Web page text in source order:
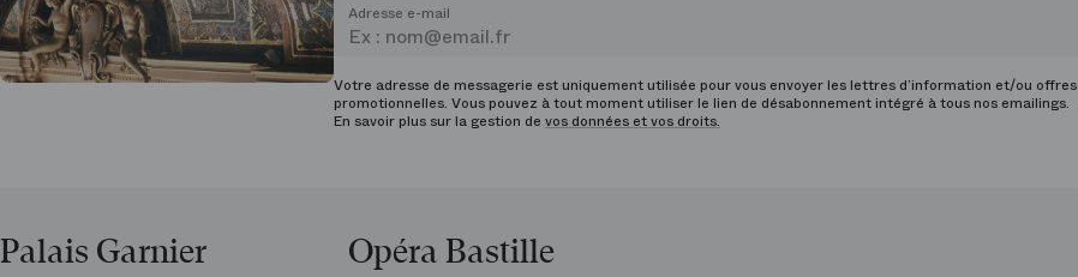
Adresse e-mail
Votre adresse de messagerie est uniquement utilisée pour vous envoyer les lettres d’information et/ou offres
promotionnelles. Vous pouvez à tout moment utiliser le lien de désabonnement intégré à tous nos emailings.
En savoir plus sur la gestion de vos données et vos droits.
Palais Garnier Opéra Bastille